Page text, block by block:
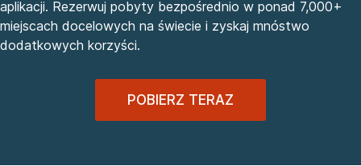
aplikacji. Rezerwuj pobyty bezpośrednio w ponad 7,000+
miejscach docelowych na świecie i zyskaj mnóstwo
dodatkowych korzyści.
POBIERZ TERAZ